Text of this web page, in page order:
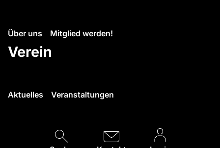
Über uns Mitglied werden!
Verein
Aktuelles Veranstaltungen